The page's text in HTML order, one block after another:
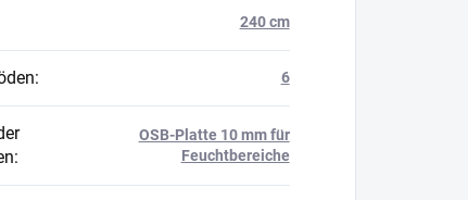
240 cm
: 6
:
OSB-Platte 10 mm für
Feuchtbereiche